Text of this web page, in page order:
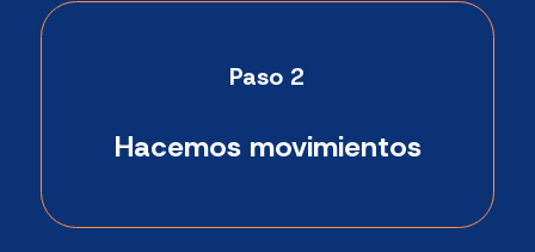
Paso 2
Hacemos movimientos